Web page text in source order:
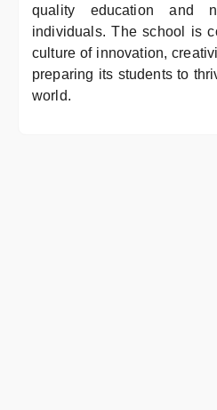
quality education and
individuals. The school is
culture of innovation,
preparing its students to
world.